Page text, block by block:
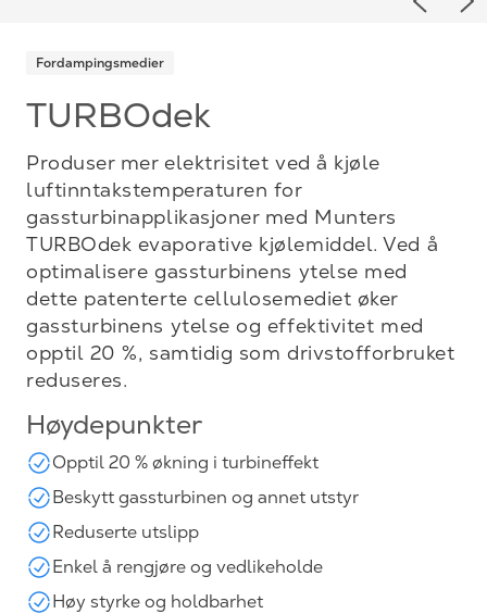
Fordampingsmedier
TURBOdek
Produser mer elektrisitet ved å kjøle
luftinntakstemperaturen for
gassturbinapplikasjoner med Munters
TURBOdek evaporative kjølemiddel. Ved å
optimalisere gassturbinens ytelse med
dette patenterte cellulosemediet øker
gassturbinens ytelse og effektivitet med
opptil 20 %, samtidig som drivstofforbruket
reduseres.
Høydepunkter
Opptil 20 % økning i turbineffekt
Beskytt gassturbinen og annet utstyr
Reduserte utslipp
Enkel å rengjøre og vedlikeholde
Høy styrke og holdbarhet